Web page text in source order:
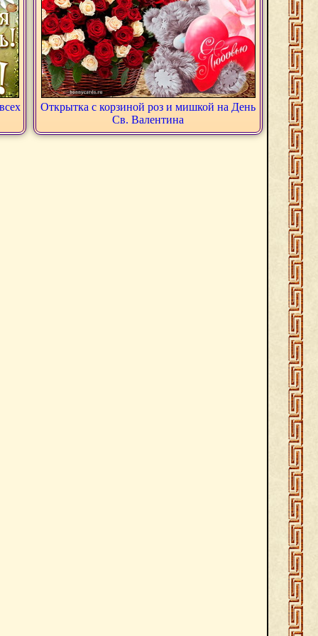
Открытка с корзиной роз и мишкой на День
Св. Валентина